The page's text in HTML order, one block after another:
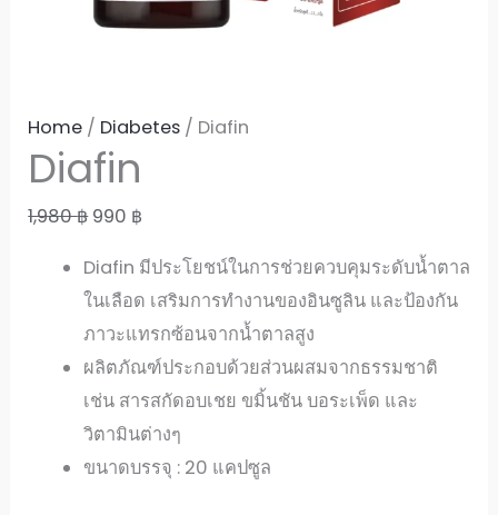
Home / Diabetes / Diafin
Diafin
1,980฿ Original
was:
1,980 ฿.
990 ฿
is:
990 ฿.
Diafin มีประโยชน์ในการช่วยควบคุมระดับน้ำตาล
ในเลือด เสริมการทำงานของอินซูลิน และป้องกัน
ภาวะแทรกซ้อนจากน้ำตาลสูง
ผลิตภัณฑ์ประกอบด้วยส่วนผสมจากธรรมชาติ
เช่น สารสกัดอบเชย ขมิ้นชัน บอระเพ็ด และ
วิตามินต่างๆ
ขนาดบรรจุ : 20 แคปซูล